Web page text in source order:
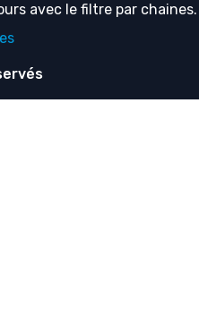
avec le filtre par chaines.